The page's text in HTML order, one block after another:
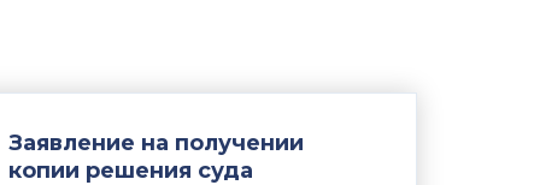
Заявление на получении
копии решения суда